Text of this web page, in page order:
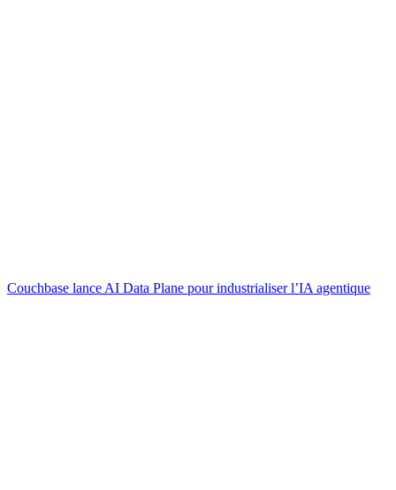
Couchbase lance AI Data Plane pour industrialiser l’IA agentique